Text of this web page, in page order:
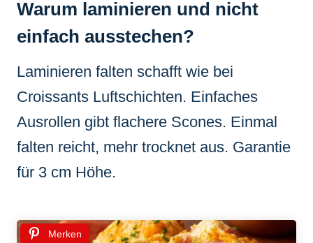
Warum laminieren und nicht
einfach ausstechen?
Laminieren falten schafft wie bei
Croissants Luftschichten. Einfaches
Ausrollen gibt flachere Scones. Einmal
falten reicht, mehr trocknet aus. Garantie
für 3 cm Höhe.
Merken